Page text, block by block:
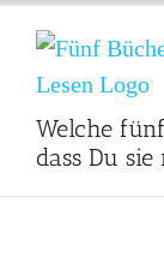
Inhalt
springen
Welche
dass Du